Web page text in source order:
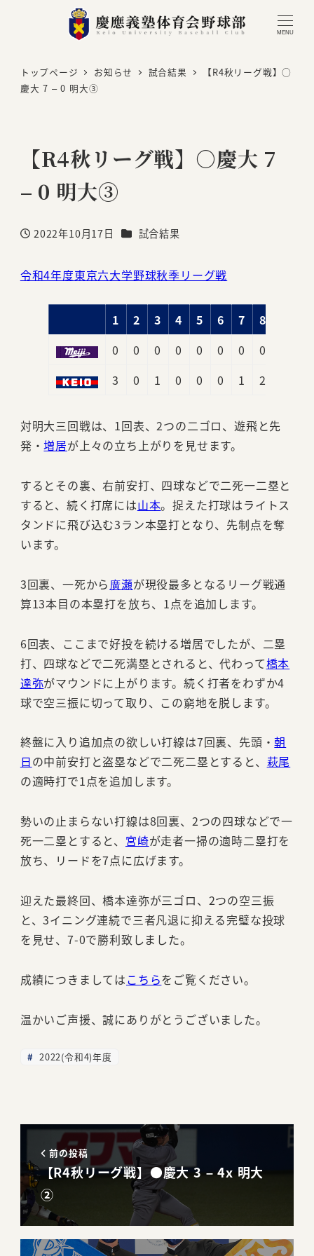
MENU
トップページ お知らせ 試合結果
【R4秋リーグ戦】○
慶大 7 – 0 明大③
【R4秋リーグ戦】○慶大 7
– 0 明大③
投稿日
2022年10月17日 カテゴリー
試合結果
令和4年度東京六大学野球秋季リーグ戦
1 2 3 4 5 6 7 8
0
0 0 0 0 0 0 0
3
0 1 0 0 0 1 2
対明大三回戦は、1回表、2つの二ゴロ、遊飛と先
発・増居が上々の立ち上がりを見せます。
するとその裏、右前安打、四球などで二死一二塁と
すると、続く打席には山本。捉えた打球はライトス
タンドに飛び込む3ラン本塁打となり、先制点を奪
います。
3回裏、一死から 廣瀬が現役最多となるリーグ戦通
算13本目の本塁打を放ち、1点を追加します。
6回表、ここまで好投を続ける増居でしたが、二塁
打、四球などで二死満塁とされると、代わって橋本
達弥がマウンドに上がります。続く打者をわずか4
球で空三振に切って取り、この窮地を脱します。
終盤に入り追加点の欲しい打線は7回裏、先頭・朝
日の中前安打と盗塁などで二死二塁とすると、 萩尾
の適時打で1点を追加します。
勢いの止まらない打線は8回裏、2つの四球などで一
死一二塁とすると、 宮崎が走者一掃の適時二塁打を
放ち、リードを7点に広げます。
迎えた最終回、橋本達弥が三ゴロ、2つの空三振
と、3イニング連続で三者凡退に抑える完璧な投球
を見せ、7-0で勝利致しました。
成績につきましてはこちらをご覧ください。
温かいご声援、誠にありがとうございました。
2022(令和4)年度
前の投稿
【R4秋リーグ戦】●慶大 3 – 4x 明大
②